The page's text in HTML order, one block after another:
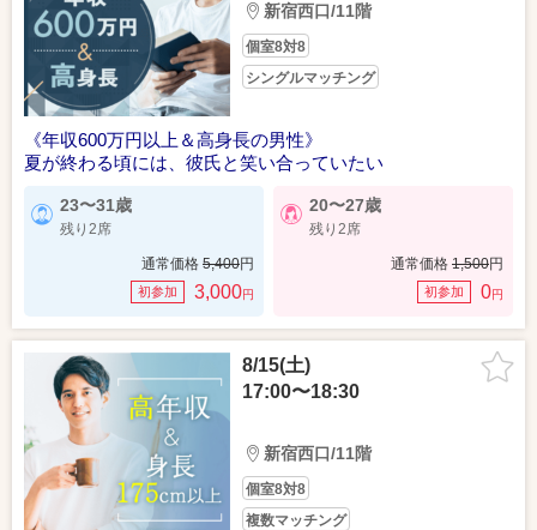
新宿西口/11階
個室8対8
シングルマッチング
《年収600万円以上＆高身長の男性》
夏が終わる頃には、彼氏と笑い合っていたい
23〜31歳
残り2席
通常価格 5,400円
初参加 3,000円
20〜27歳
残り2席
通常価格 1,500円
初参加 0円
8/15(土)
17:00〜18:30
新宿西口/11階
個室8対8
複数マッチング